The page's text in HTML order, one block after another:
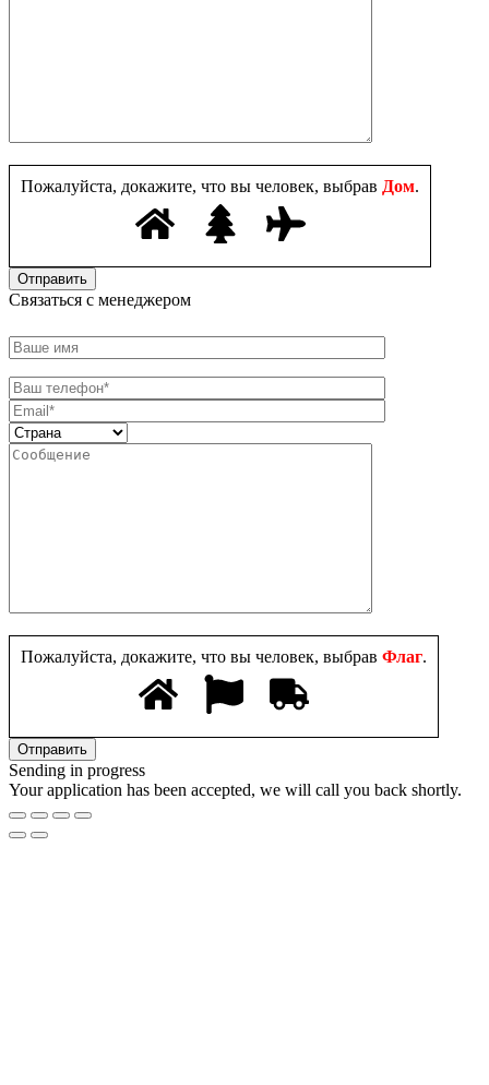
Пожалуйста, докажите, что вы человек, выбрав Дом.
Связаться с менеджером
Пожалуйста, докажите, что вы человек, выбрав Флаг.
Sending in progress
Your application has been accepted, we will call you back shortly.